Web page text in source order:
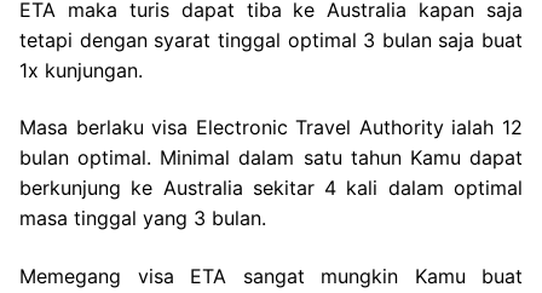
ETA maka turis dapat tiba ke Australia kapan saja
tetapi dengan syarat tinggal optimal 3 bulan saja buat
1x kunjungan.
Masa berlaku visa Electronic Travel Authority ialah 12
bulan optimal. Minimal dalam satu tahun Kamu dapat
berkunjung ke Australia sekitar 4 kali dalam optimal
masa tinggal yang 3 bulan.
Memegang visa ETA sangat mungkin Kamu buat